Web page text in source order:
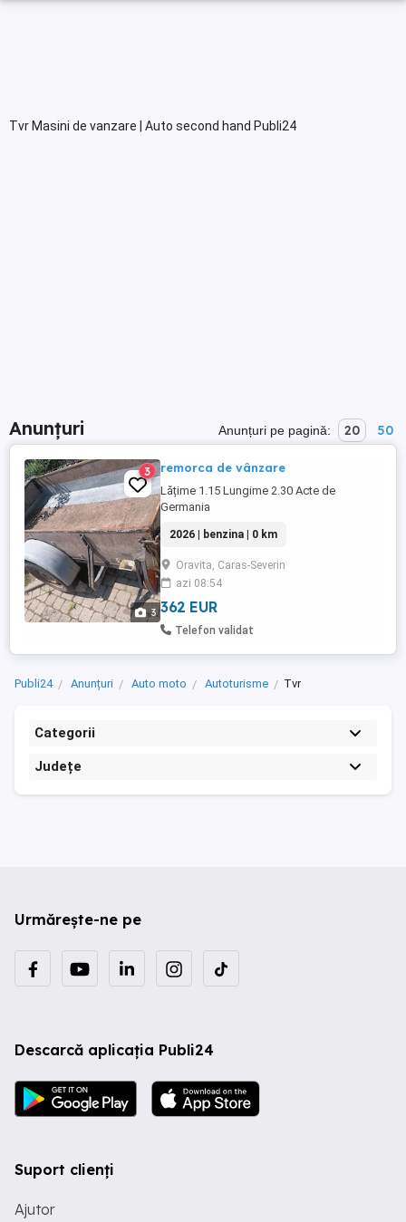
Tvr Masini de vanzare | Auto second hand Publi24
Anunțuri Anunțuri pe pagină: 20 50
3
3 remorca de vânzare
Lățime 1.15 Lungime 2.30 Acte de
Germania
2026 | benzina | 0 km
Oravita, Caras-Severin
azi 08:54
362 EUR
Telefon validat
Publi24 Anunțuri Auto moto Autoturisme Tvr
Categorii
Județe
Urmărește-ne pe
Descarcă aplicația Publi24
Suport clienți
Ajutor